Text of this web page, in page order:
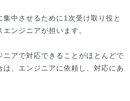
集中させるために1次受け取り役と
ンジニアが担います。
ニアで対応できることがほとんどで
、エンジニアに依頼し、対応にあ